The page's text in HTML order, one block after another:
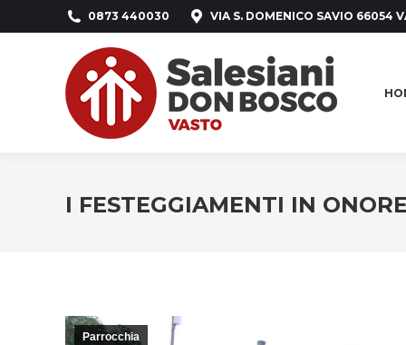
0873 440030 VIA S. DOMENICO SAVIO 66054
I FESTEGGIAMENTI IN
Parrocchia